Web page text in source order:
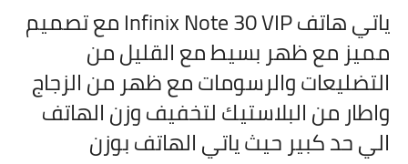
ياتي هاتف
Infinix Note 30 VIP مع تصميم
مميز مع ظهر بسيط مع القليل من
التضليعات والرسومات مع ظهر من الزجاج
واطار من البلاستيك لتخفيف وزن الهاتف
الي حد كبير حيث ياتي الهاتف بوزن